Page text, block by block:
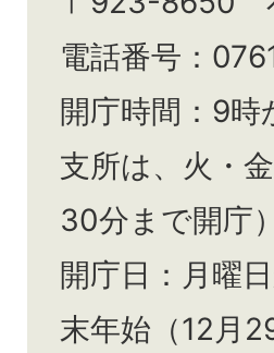
電話番号：
開庁時間：9時
支所は、火・
30分まで開庁）
開庁日：月曜
末年始（12月